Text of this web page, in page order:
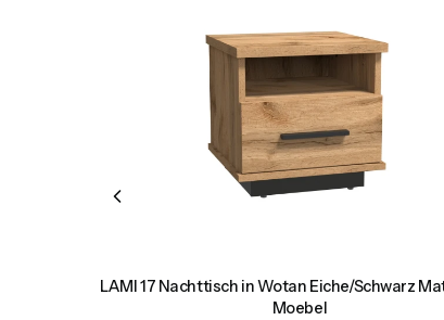
LAMI 17 Nachttisch in Wotan Eiche/Schwarz
Moebel